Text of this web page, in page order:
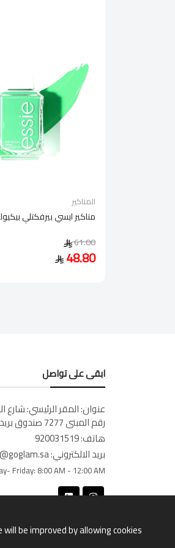
المناكير
مناكير ايسي بيرفكتلي
61.00
48.80
ابقى على تواصل
عنوان:المقر الرئيسي: شارع
رقم المبنى 7277 صندوق بريدي 12212 – الرياض
هاتف:920031519
بريد الالكتروني:
Friday: 8:00 AM - 12:00 AM
be improved by allowing cookies.